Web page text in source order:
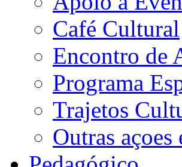
Café Cultural
Encontro de
Programa
Trajetos
Outras açoes